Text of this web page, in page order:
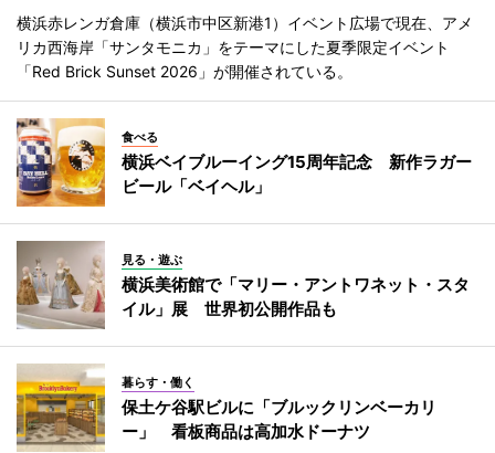
横浜赤レンガ倉庫（横浜市中区新港1）イベント広場で現在、アメ
リカ西海岸「サンタモニカ」をテーマにした夏季限定イベント
「Red Brick Sunset 2026」が開催されている。
食べる
横浜ベイブルーイング15周年記念 新作ラガー
ビール「ベイヘル」
見る・遊ぶ
横浜美術館で「マリー・アントワネット・スタ
イル」展 世界初公開作品も
暮らす・働く
保土ケ谷駅ビルに「ブルックリンベーカリ
ー」 看板商品は高加水ドーナツ